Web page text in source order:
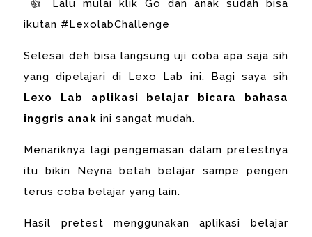
👍 Lalu mulai klik Go dan anak sudah bisa
ikutan #LexolabChallenge
Selesai deh bisa langsung uji coba apa saja sih
yang dipelajari di Lexo Lab ini. Bagi saya sih
Lexo Lab aplikasi belajar bicara bahasa
inggris anakini sangat mudah.
Menariknya lagi pengemasan dalam pretestnya
itu bikin Neyna betah belajar sampe pengen
terus coba belajar yang lain.
Hasil pretest menggunakan aplikasi belajar